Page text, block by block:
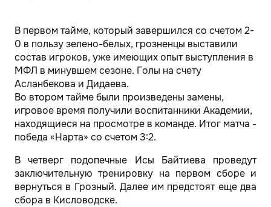
В первом тайме, который завершился со счетом 2-
0 в пользу зелено-белых, грозненцы выставили
состав игроков, уже имеющих опыт выступления в
МФЛ в минувшем сезоне. Голы на счету
Асланбекова и Дидаева.
Во втором тайме были произведены замены,
игровое время получили воспитанники Академии,
находящиеся на просмотре в команде. Итог матча -
победа «Нарта» со счетом 3:2.
В четверг подопечные Исы Байтиева проведут
заключительную тренировку на первом сборе и
вернуться в Грозный. Далее им предстоят еще два
сбора в Кисловодске.